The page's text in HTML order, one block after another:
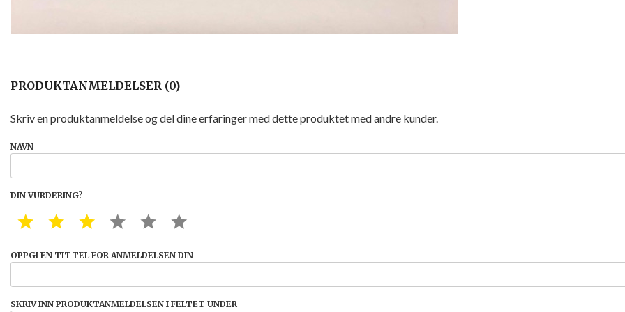
PRODUKTANMELDELSER (0)
Skriv en produktanmeldelse og del dine erfaringer med dette produktet med andre kunder.
NAVN
DIN VURDERING?
1 STAR2 STAR3 STAR4 STAR5 STAR
OPPGI EN TITTEL FOR ANMELDELSEN DIN
SKRIV INN PRODUKTANMELDELSEN I FELTET UNDER